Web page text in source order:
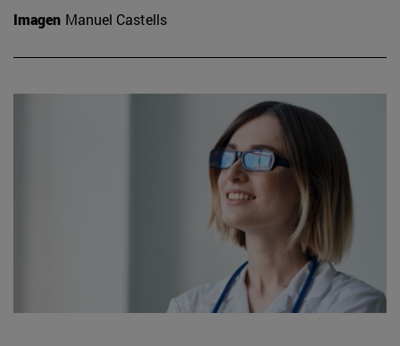
Imagen Manuel Castells